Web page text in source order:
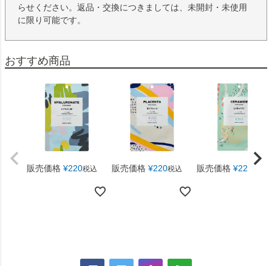
らせください。返品・交換につきましては、未開封・未使用
に限り可能です。
おすすめ商品
販売価格 ¥220税込 販売価格 ¥220税込 販売価格 ¥220